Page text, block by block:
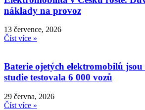
náklady na provoz
13 července, 2026
Číst více »
Baterie ojetých elektromobilů
studie testovala 6 000 vozů
29 června, 2026
Číst více »